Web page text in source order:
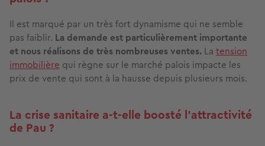
Il est marqué par un très fort dynamisme qui ne semble
pas faiblir. La demande est particulièrement importante
et nous réalisons de très nombreuses ventes. La tension
immobilière qui règne sur le marché palois impacte les
prix de vente qui sont à la hausse depuis plusieurs mois.
La crise sanitaire a-t-elle boosté l'attractivité
de Pau ?